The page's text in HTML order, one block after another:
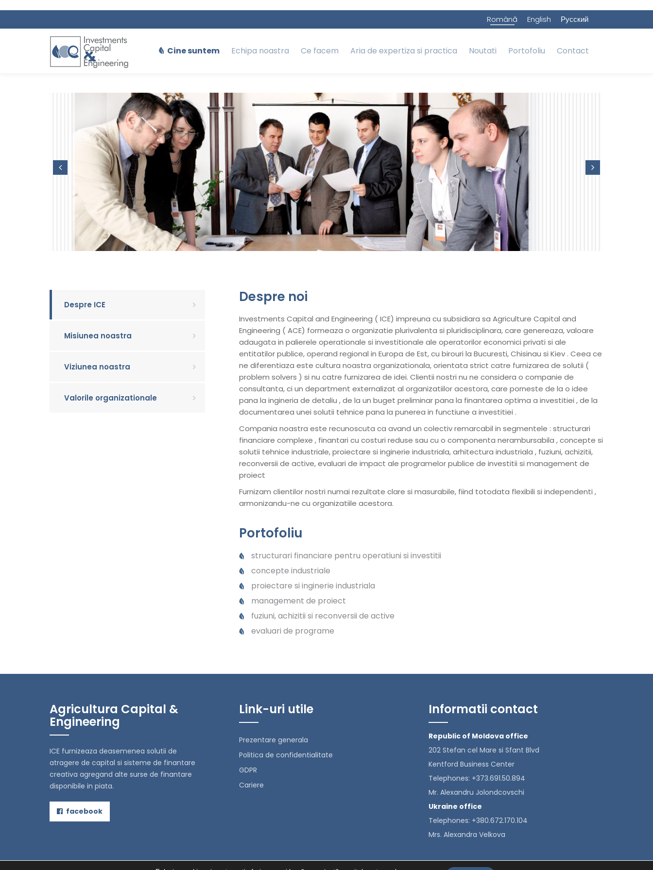
Română English Русский
Cine suntem Echipa noastra Ce facem Aria de expertiza si practica Noutati Portofoliu Contact
Despre ICE
Misiunea noastra
Viziunea noastra
Valorile organizationale
Despre noi
Investments Capital and Engineering ( ICE) impreuna cu subsidiara sa Agriculture Capital and
Engineering ( ACE) formeaza o organizatie plurivalenta si pluridisciplinara, care genereaza, valoare
adaugata in palierele operationale si investitionale ale operatorilor economici privati si ale
entitatilor publice, operand regional in Europa de Est, cu birouri la Bucuresti, Chisinau si Kiev . Ceea ce
ne diferentiaza este cultura noastra organizationala, orientata strict catre furnizarea de solutii (
problem solvers ) si nu catre furnizarea de idei. Clientii nostri nu ne considera o companie de
consultanta, ci un department externalizat al organizatiilor acestora, care porneste de la o idee
pana la ingineria de detaliu , de la un buget preliminar pana la finantarea optima a investitiei , de la
documentarea unei solutii tehnice pana la punerea in functiune a investitiei .
Compania noastra este recunoscuta ca avand un colectiv remarcabil in segmentele : structurari
financiare complexe , finantari cu costuri reduse sau cu o componenta nerambursabila , concepte si
solutii tehnice industriale, proiectare si inginerie industriala, arhitectura industriala , fuziuni, achizitii,
reconversii de active, evaluari de impact ale programelor publice de investitii si management de
proiect
Furnizam clientilor nostri numai rezultate clare si masurabile, fiind totodata flexibili si independenti ,
armonizandu-ne cu organizatiile acestora.
Portofoliu
structurari financiare pentru operatiuni si investitii
concepte industriale
proiectare si inginerie industriala
management de proiect
fuziuni, achizitii si reconversii de active
evaluari de programe
Agricultura Capital &
Engineering
ICE furnizeaza deasemenea solutii de
atragere de capital si sisteme de finantare
creativa agregand alte surse de finantare
disponibile in piata.
facebook
Link-uri utile
Prezentare generala
Politica de confidentialitate
GDPR
Cariere
Informatii contact
Republic of Moldova office
202 Stefan cel Mare si Sfant Blvd
Kentford Business Center
Telephones: +373.691.50.894
Mr. Alexandru Jolondcovschi
Ukraine office
Telephones: +380.672.170.104
Mrs. Alexandra Velkova